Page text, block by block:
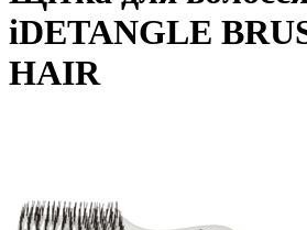
iDETANGLE
HAIR